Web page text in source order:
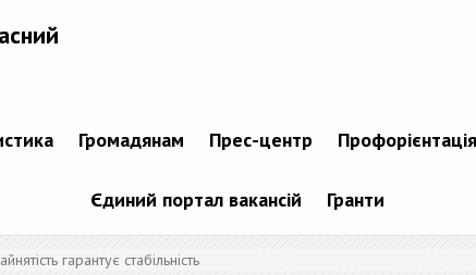
Громадянам Прес-центр Профорієнтація
Єдиний портал вакансій Гранти
гарантує стабільність